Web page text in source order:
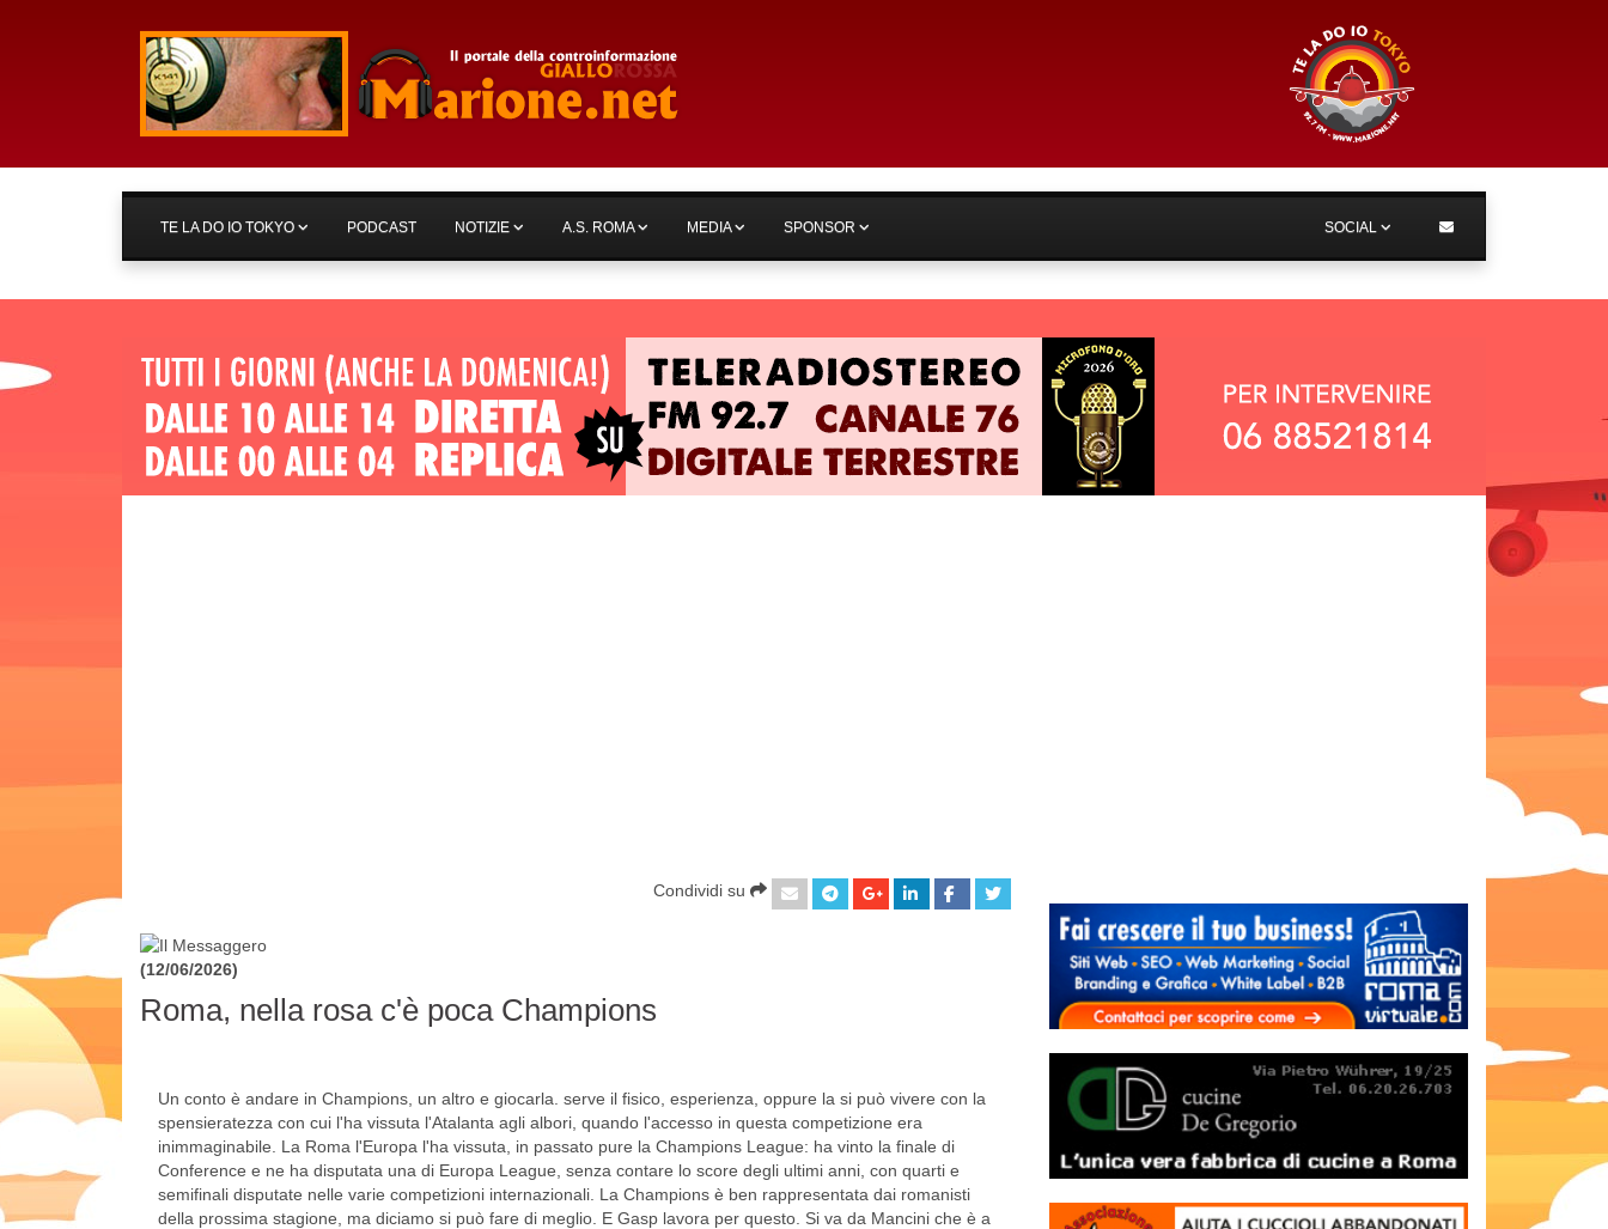
TE LA DO IO TOKYO PODCAST NOTIZIE A.S. ROMA MEDIA SPONSOR SOCIAL
Condividi su
(12/06/2026)
Roma, nella rosa c'è poca Champions
Un conto è andare in Champions, un altro e giocarla. serve il fisico, esperienza, oppure la si può vivere con la
spensieratezza con cui l'ha vissuta l'Atalanta agli albori, quando l'accesso in questa competizione era
inimmaginabile. La Roma l'Europa l'ha vissuta, in passato pure la Champions League: ha vinto la finale di
Conference e ne ha disputata una di Europa League, senza contare lo score degli ultimi anni, con quarti e
semifinali disputate nelle varie competizioni internazionali. La Champions è ben rappresentata dai romanisti
della prossima stagione, ma diciamo si può fare di meglio. E Gasp lavora per questo. Si va da Mancini che è a